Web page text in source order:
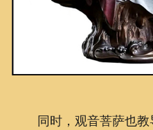
同时，观音菩萨也